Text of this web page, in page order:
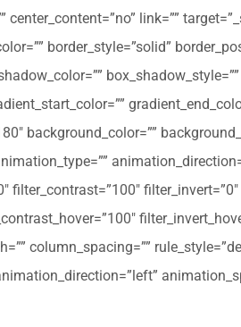
link=””
border_style=”solid”
background_color=””
column_spacing=””